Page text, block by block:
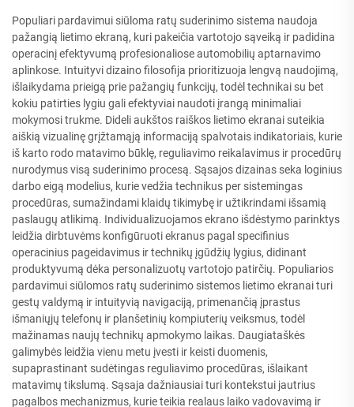
Populiari pardavimui siūloma ratų suderinimo sistema naudoja
pažangią lietimo ekraną, kuri pakeičia vartotojo sąveiką ir padidina
operacinį efektyvumą profesionaliose automobilių aptarnavimo
aplinkose. Intuityvi dizaino filosofija prioritizuoja lengvą naudojimą,
išlaikydama prieigą prie pažangių funkcijų, todėl technikai su bet
kokiu patirties lygiu gali efektyviai naudoti įrangą minimaliai
mokymosi trukme. Dideli aukštos raiškos lietimo ekranai suteikia
aiškią vizualinę grįžtamąją informaciją spalvotais indikatoriais, kurie
iš karto rodo matavimo būklę, reguliavimo reikalavimus ir procedūrų
nurodymus visą suderinimo procesą. Sąsajos dizainas seka loginius
darbo eigą modelius, kurie vedžia technikus per sistemingas
procedūras, sumažindami klaidų tikimybę ir užtikrindami išsamią
paslaugų atlikimą. Individualizuojamos ekrano išdėstymo parinktys
leidžia dirbtuvėms konfigūruoti ekranus pagal specifinius
operacinius pageidavimus ir technikų įgūdžių lygius, didinant
produktyvumą dėka personalizuotų vartotojo patirčių. Populiarios
pardavimui siūlomos ratų suderinimo sistemos lietimo ekranai turi
gestų valdymą ir intuityvią navigaciją, primenančią įprastus
išmaniųjų telefonų ir planšetinių kompiuterių veiksmus, todėl
mažinamas naujų technikų apmokymo laikas. Daugiataškės
galimybės leidžia vienu metu įvesti ir keisti duomenis,
supaprastinant sudėtingas reguliavimo procedūras, išlaikant
matavimų tikslumą. Sąsaja dažniausiai turi kontekstui jautrius
pagalbos mechanizmus, kurie teikia realaus laiko vadovavimą ir